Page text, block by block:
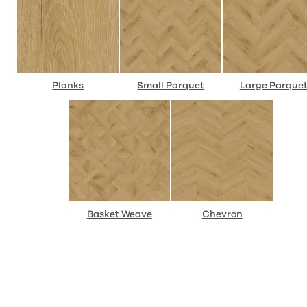
Planks Small Parquet Large Parquet
Basket Weave Chevron